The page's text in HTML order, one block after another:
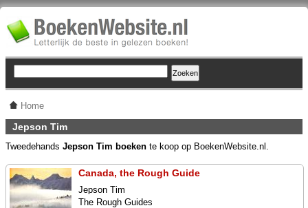
Home
Jepson Tim
Tweedehands Jepson Tim boeken te koop op BoekenWebsite.nl.
Canada, the Rough Guide
Jepson Tim
The Rough Guides